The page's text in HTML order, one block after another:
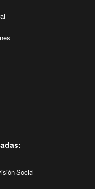
Social